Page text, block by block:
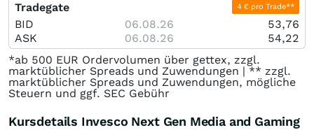
Tradegate 4 € pro Trade**
BID 06.08.26
53,76
ASK
06.08.26
54,22
*ab 500 EUR Ordervolumen über gettex, zzgl.
marktüblicher Spreads und Zuwendungen | ** zzgl.
marktüblicher Spreads und Zuwendungen, mögliche
Steuern und ggf. SEC Gebühr
Kursdetails Invesco Next Gen Media and Gaming